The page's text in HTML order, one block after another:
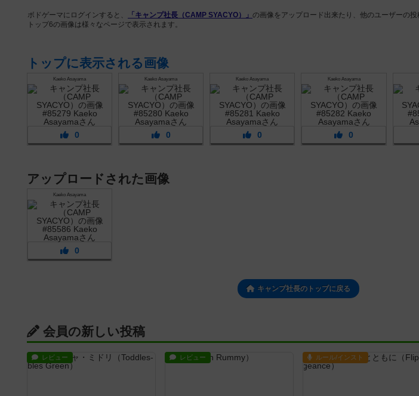
ボドゲーマにログインすると、 「キャンプ社長（CAMP SYACYO）」 の画像をアップロード出来たり、他のユーザーの
トップ6の画像は様々なページで表示されます。
トップに表示される画像
Kaeko Asayama
0
Kaeko Asayama
0
Kaeko Asayama
0
Kaeko Asayama
0
アップロードされた画像
Kaeko Asayama
0
キャンプ社長のトップに戻る
会員の新しい投稿
レビュー レビュー ルール/インスト